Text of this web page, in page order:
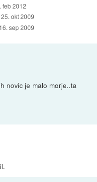
feb 2012
25. okt 2009
16. sep 2009
novic je malo morje..ta